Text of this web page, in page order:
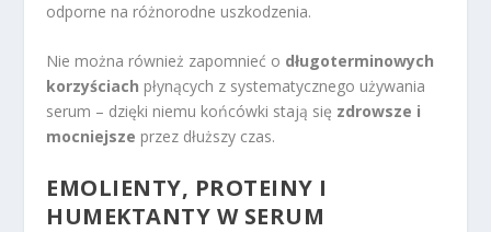
odporne na różnorodne uszkodzenia.
Nie można również zapomnieć o długoterminowych
korzyściach płynących z systematycznego używania
serum – dzięki niemu końcówki stają się zdrowsze i
mocniejsze przez dłuższy czas.
EMOLIENTY, PROTEINY I
HUMEKTANTY W SERUM